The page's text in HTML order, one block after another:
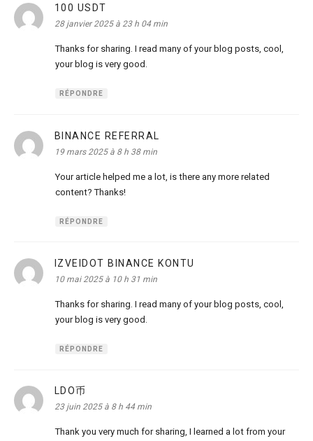
100 USDT
28 janvier 2025 à 23 h 04 min
Thanks for sharing. I read many of your blog posts, cool,
your blog is very good.
RÉPONDRE
BINANCE REFERRAL
19 mars 2025 à 8 h 38 min
Your article helped me a lot, is there any more related
content? Thanks!
RÉPONDRE
IZVEIDOT BINANCE KONTU
10 mai 2025 à 10 h 31 min
Thanks for sharing. I read many of your blog posts, cool,
your blog is very good.
RÉPONDRE
LDO币
23 juin 2025 à 8 h 44 min
Thank you very much for sharing, I learned a lot from your